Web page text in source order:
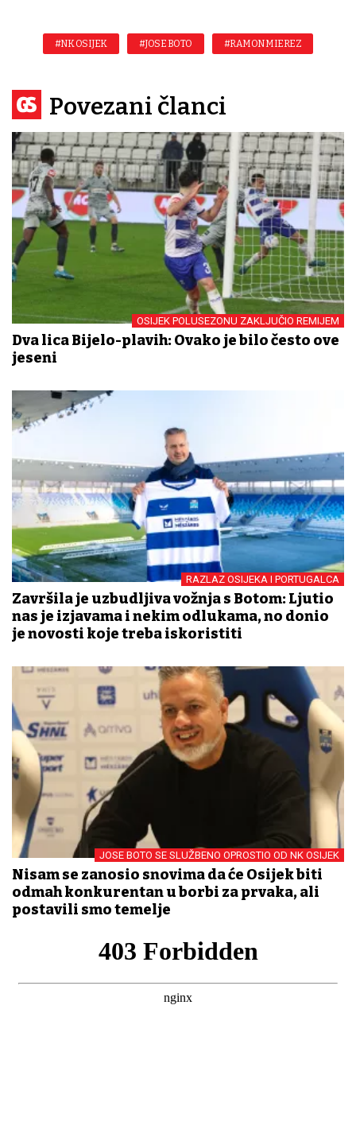
#NK OSIJEK #JOSE BOTO #RAMON MIEREZ
Povezani članci
OSIJEK POLUSEZONU ZAKLJUČIO REMIJEM
Dva lica Bijelo-plavih: Ovako je bilo često ove
jeseni
RAZLAZ OSIJEKA I PORTUGALCA
Završila je uzbudljiva vožnja s Botom: Ljutio
nas je izjavama i nekim odlukama, no donio
je novosti koje treba iskoristiti
JOSE BOTO SE SLUŽBENO OPROSTIO OD NK OSIJEK
Nisam se zanosio snovima da će Osijek biti
odmah konkurentan u borbi za prvaka, ali
postavili smo temelje